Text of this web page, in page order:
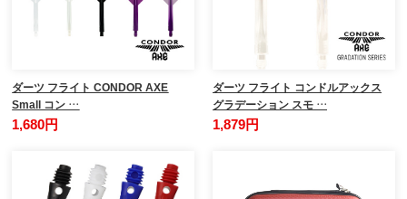
ダーツ フライト CONDOR AXE
Small コン …
1,680円
ダーツ フライト コンドルアックス
グラデーション スモ …
1,879円